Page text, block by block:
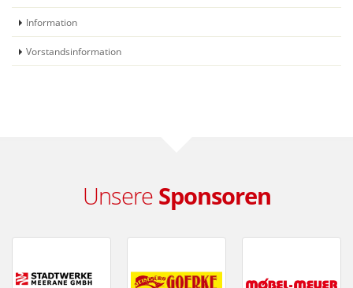
Information
Vorstandsinformation
Unsere Sponsoren